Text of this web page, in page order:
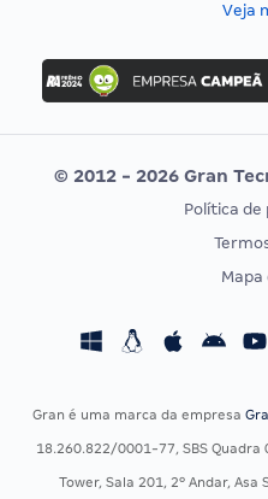
Concurso Ibama
Concurso MPU
Editais publicados
CONCURSOS POR PROFISSÃO
Concursos Fiscais
Concursos Saúde
Veja
© 2012 - 2026 Gran
Política de
Mapa
Gran é uma marca da empresa
18.260.822/0001-77, SBS Quadra
Tower, Sala 201, 2º Andar, Asa